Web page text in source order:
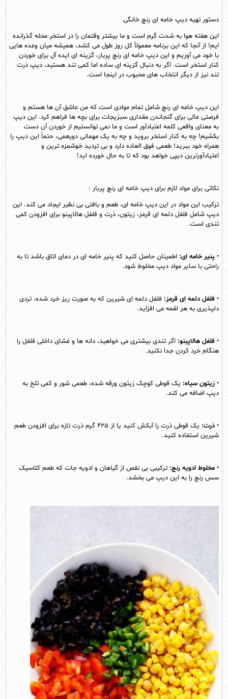
دستور تهیه دیپ خامه ای رنچ خانگی
این هفته هوا به شدت گرم است و ما بیشتر وقتمان را در استخر محله گذرانده
ایم! از آنجا که این برنامه معمولاً کل روز طول می کشد، همیشه میان وعده هایی
با خود می آوریم و این دیپ خامه ای رنچ پربار، گزینه ای ایده آل برای خوردن
کنار استخر است. اگر به دنبال گزینه ای ساده اما کمی تند هستید، دیپ ذرت
تند نیز از دیگر انتخاب های محبوب در اینجا است.
این دیپ خامه ای رنچ شامل تمام موادی است که من عاشق آن ها هستم و
فرصتی عالی برای گنجاندن مقداری سبزیجات برای بچه ها فراهم کرد. این دیپ
به معنای واقعی کلمه اعتیادآور است و ما نمی توانستیم از خوردن آن دست
بکشیم! چه به کنار استخر بروید و چه به یک مهمانی دورهمی، حتماً این دیپ را
همراه خود ببرید! طعمی فوق العاده دارد و بی تردید خوشمزه ترین و
اعتیادآورترین دیپی خواهد بود که تا به حال خورده اید!
نکاتی برای مواد لازم برای دیپ خامه ای رنچ پربار :
ترکیب این مواد در این دیپ خامه ای، طعم و بافتی بی نظیر ایجاد می کند. این
دیپ شامل فلفل دلمه ای قرمز، زیتون، ذرت و فلفل هالاپینو برای افزودن کمی
تندی است.
• پنیر خامه ای:اطمینان حاصل کنید که پنیر خامه ای در دمای اتاق باشد تا به
راحتی با سایر مواد دیپ مخلوط شود.
• فلفل دلمه ای قرمز:فلفل دلمه ای شیرین که به صورت ریز خرد شده، تردی
دلپذیری به هر لقمه می افزاید.
• فلفل هالاپینو:اگر تندی بیشتری می خواهید، دانه ها و غشای داخلی فلفل را
هنگام خرد کردن جدا نکنید.
• زیتون سیاه:یک قوطی کوچک زیتون ورقه شده، طعمی شور و کمی تلخ به
دیپ اضافه می کند.
• ذرت:
یک قوطی ذرت را آبکش کنید یا از ۴۲۵ گرم ذرت تازه برای افزودن طعم
شیرین استفاده کنید.
• مخلوط ادویه رنچ: ترکیبی بی نقص از گیاهان و ادویه جات که طعم کلاسیک
سس رنچ را به این دیپ می بخشد.